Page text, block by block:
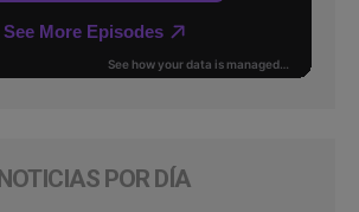
NOTICIAS POR DÍA